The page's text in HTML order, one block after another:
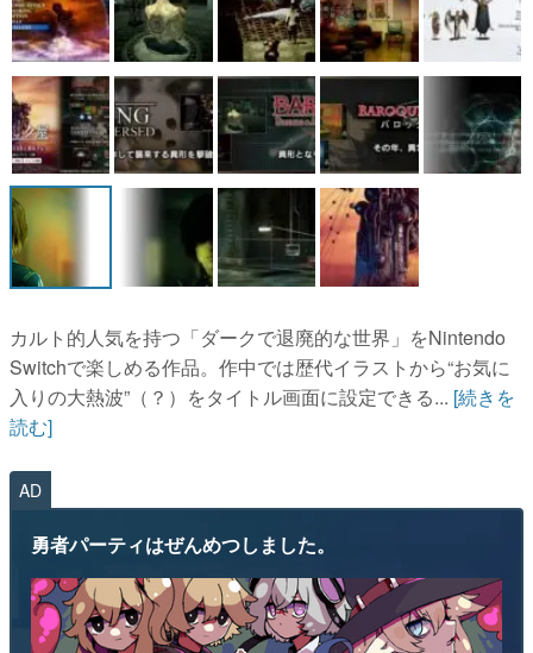
アプリレビュー
その他
電ファミニコゲーマーとは？
運営：株式会社マレ
カルト的人気を持つ「ダークで退廃的な世界」をNintendo
Switchで楽しめる作品。作中では歴代イラストから“お気に
入りの大熱波”（？）をタイトル画面に設定できる... [続きを
読む]
AD
勇者パーティはぜんめつしました。